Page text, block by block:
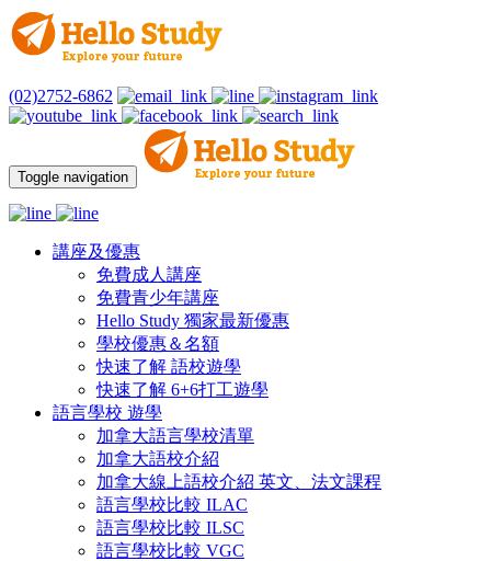
(02)2752-6862
Toggle navigation
講座及優惠
免費成人講座
免費青少年講座
Hello Study 獨家最新優惠
學校優惠＆名額
快速了解 語校遊學
快速了解 6+6打工遊學
語言學校 遊學
加拿大語言學校清單
加拿大語校介紹
加拿大線上語校介紹 英文、法文課程
語言學校比較 ILAC
語言學校比較 ILSC
語言學校比較 VGC